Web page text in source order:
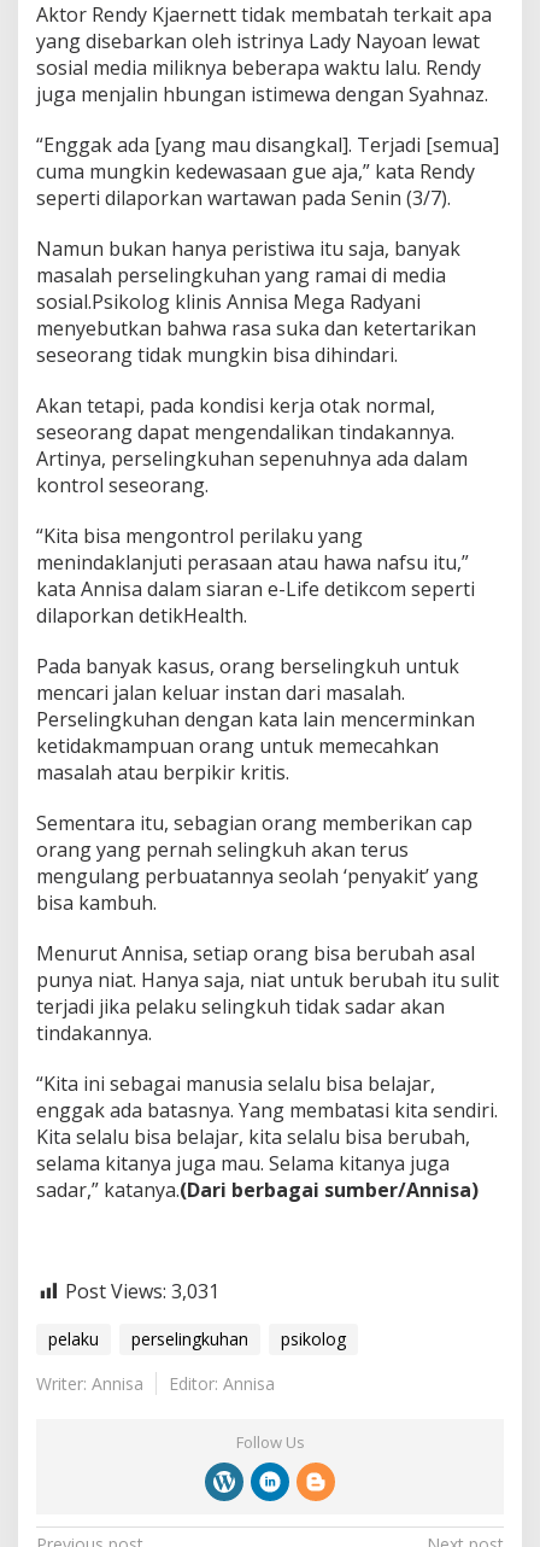
Aktor Rendy Kjaernett tidak membatah terkait apa
yang disebarkan oleh istrinya Lady Nayoan lewat
sosial media miliknya beberapa waktu lalu. Rendy
juga menjalin hbungan istimewa dengan Syahnaz.
“Enggak ada [yang mau disangkal]. Terjadi [semua]
cuma mungkin kedewasaan gue aja,” kata Rendy
seperti dilaporkan wartawan pada Senin (3/7).
Namun bukan hanya peristiwa itu saja, banyak
masalah perselingkuhan yang ramai di media
sosial.Psikolog klinis Annisa Mega Radyani
menyebutkan bahwa rasa suka dan ketertarikan
seseorang tidak mungkin bisa dihindari.
Akan tetapi, pada kondisi kerja otak normal,
seseorang dapat mengendalikan tindakannya.
Artinya, perselingkuhan sepenuhnya ada dalam
kontrol seseorang.
“Kita bisa mengontrol perilaku yang
menindaklanjuti perasaan atau hawa nafsu itu,”
kata Annisa dalam siaran e-Life detikcom seperti
dilaporkan detikHealth.
Pada banyak kasus, orang berselingkuh untuk
mencari jalan keluar instan dari masalah.
Perselingkuhan dengan kata lain mencerminkan
ketidakmampuan orang untuk memecahkan
masalah atau berpikir kritis.
Sementara itu, sebagian orang memberikan cap
orang yang pernah selingkuh akan terus
mengulang perbuatannya seolah ‘penyakit’ yang
bisa kambuh.
Menurut Annisa, setiap orang bisa berubah asal
punya niat. Hanya saja, niat untuk berubah itu sulit
terjadi jika pelaku selingkuh tidak sadar akan
tindakannya.
“Kita ini sebagai manusia selalu bisa belajar,
enggak ada batasnya. Yang membatasi kita sendiri.
Kita selalu bisa belajar, kita selalu bisa berubah,
selama kitanya juga mau. Selama kitanya juga
sadar,” katanya.(Dari berbagai sumber/Annisa)
Post Views: 3,031
pelaku perselingkuhan
psikolog
Writer: Annisa
Editor: Annisa
Follow Us